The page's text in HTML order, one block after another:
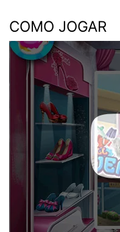
COMO JOGAR